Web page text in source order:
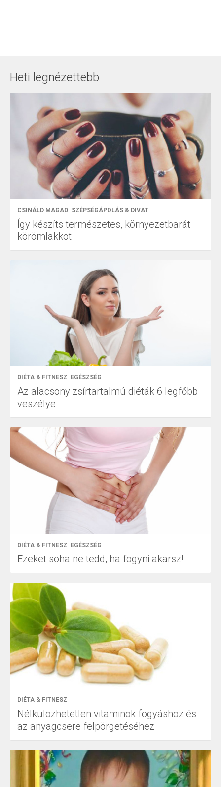
Heti legnézettebb
CSINÁLD MAGAD SZÉPSÉGÁPOLÁS & DIVAT
Így készíts természetes, környezetbarát
körömlakkot
DIÉTA & FITNESZ EGÉSZSÉG
Az alacsony zsírtartalmú diéták 6 legfőbb
veszélye
DIÉTA & FITNESZ EGÉSZSÉG
Ezeket soha ne tedd, ha fogyni akarsz!
DIÉTA & FITNESZ
Nélkülözhetetlen vitaminok fogyáshoz és
az anyagcsere felpörgetéséhez